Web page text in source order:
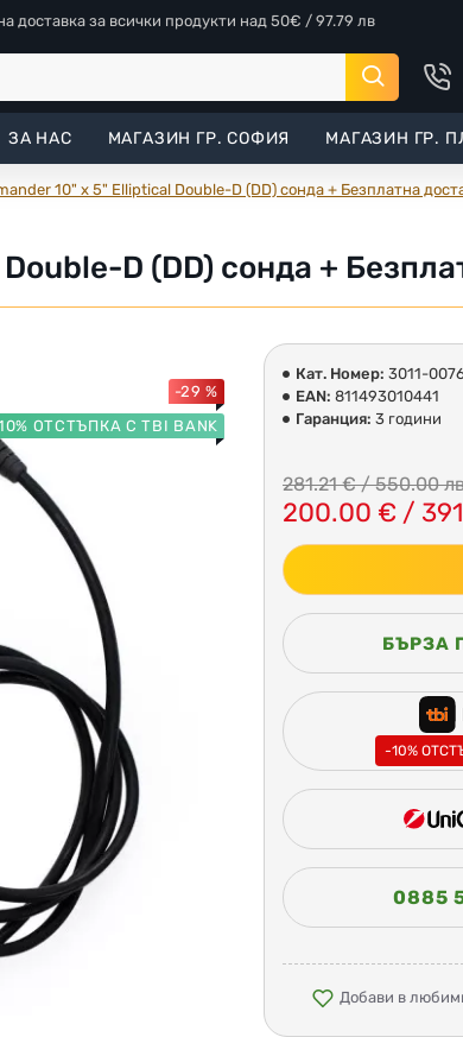
доставка за всички продукти над 50€ / 97.79 лв
ЗА НАС МАГАЗИН ГР. СОФИЯ МАГАЗИН ГР.
10" x 5" Elliptical Double-D (DD) сонда + Безплатна
D (DD) сонда +
ОТСТЪПКА С TBI BANK
-29 %
Кат. Номер: 3011-
EAN: 811493010441
Гаранция: 3 години
200.00 € /
281.21 € / 550.00
БЪРЗА
-10%
0885
Добави в